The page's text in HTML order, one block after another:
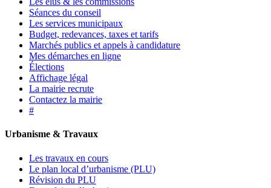
Séances du conseil
Les services municipaux
Budget, redevances, taxes et tarifs
Marchés publics et appels à candidature
Mes démarches en ligne
Élections
Affichage légal
La mairie recrute
Contactez la mairie
#
Urbanisme & Travaux
Les travaux en cours
Le plan local d’urbanisme (PLU)
Révision du PLU